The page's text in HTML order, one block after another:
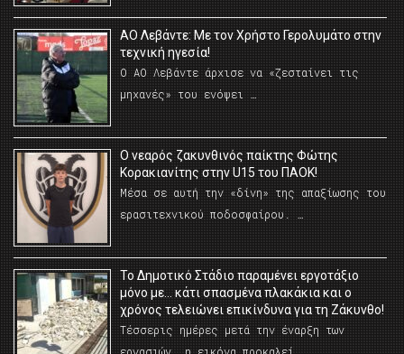
ΑΟ Λεβάντε: Με τον Χρήστο Γερολυμάτο στην
τεχνική ηγεσία!
Ο ΑΟ Λεβάντε άρχισε να «ζεσταίνει τις
μηχανές» του ενόψει …
O νεαρός ζακυνθινός παίκτης Φώτης
Κορακιανίτης στην U15 του ΠΑΟΚ!
Μέσα σε αυτή την «δίνη» της απαξίωσης του
ερασιτεχνικού ποδοσφαίρου. …
Το Δημοτικό Στάδιο παραμένει εργοτάξιο
μόνο με… κάτι σπασμένα πλακάκια και ο
χρόνος τελειώνει επικίνδυνα για τη Ζάκυνθο!
Τέσσερις ημέρες μετά την έναρξη των